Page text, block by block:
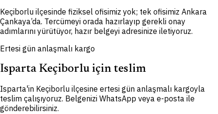
Keçiborlu ilçesinde fiziksel ofisimiz yok; tek ofisimiz Ankara
Çankaya’da. Tercümeyi orada hazırlayıp gerekli onay
adımlarını yürütüyor, hazır belgeyi adresinize iletiyoruz.
Ertesi gün anlaşmalı kargo
Isparta Keçiborlu için teslim
Isparta'in Keçiborlu ilçesine ertesi gün anlaşmalı kargoyla
teslim çalışıyoruz. Belgenizi WhatsApp veya e-posta ile
gönderebilirsiniz.